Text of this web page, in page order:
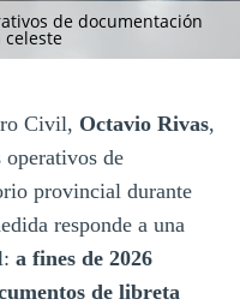
de documentación
Civil, Octavio Rivas,
de
provincial durante
responde a una
a fines de 2026
de libreta